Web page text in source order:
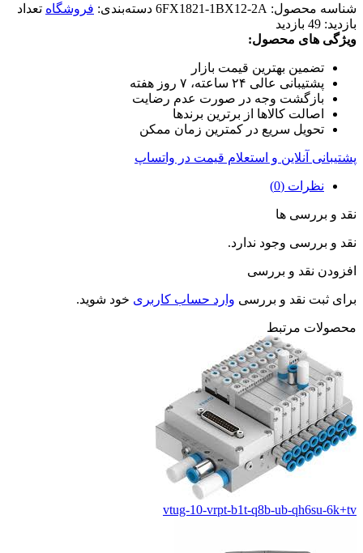
شناسه محصول: 6FX1821-1BX12-2A دسته‌بندی: فروشگاه تعداد
بازدید: 49 بازدید
ویژگی های محصول:
تضمین بهترین قیمت بازار
پشتیبانی عالی ۲۴ ساعته، ۷ روز هفته
بازگشت وجه در صورت عدم رضایت
اصالت کالاها از برترین برندها
تحویل سریع در کمترین زمان ممکن
پشتیبانی آنلاین و استعلام قیمت در واتساپ
نظرات (0)
نقد و بررسی ها
نقد و بررسی وجود ندارد.
افزودن نقد و بررسی
برای ثبت نقد و بررسی وارد حساب کاربری خود شوید.
محصولات مرتبط
vtug-10-vrpt-b1t-q8b-ub-qh6su-6k+tv